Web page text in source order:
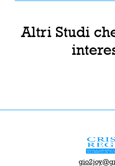
Altri Studi